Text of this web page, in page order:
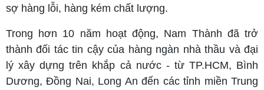
sợ hàng lỗi, hàng kém chất lượng.
Trong hơn 10 năm hoạt động, Nam Thành đã trở
thành đối tác tin cậy của hàng ngàn nhà thầu và đại
lý xây dựng trên khắp cả nước - từ TP.HCM, Bình
Dương, Đồng Nai, Long An đến các tỉnh miền Trung